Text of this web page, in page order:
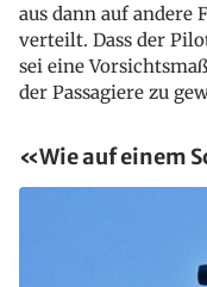
aus dann auf andere
verteilt. Dass der
sei eine
der Passagiere zu
«Wie auf einem